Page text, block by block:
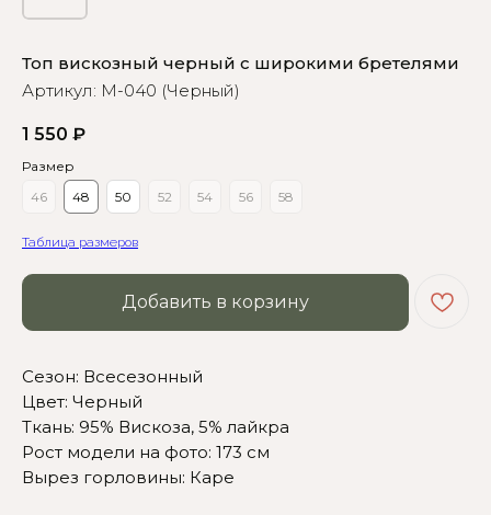
Топ вискозный черный с широкими бретелями
Артикул: М-040 (Черный)
1 550 ₽
Размер
46
48 50 52 54 56 58
Таблица размеров
Добавить в корзину
Сезон: Всесезонный
Цвет: Черный
Ткань: 95% Вискоза, 5% лайкра
Рост модели на фото: 173 см
Вырез горловины: Каре